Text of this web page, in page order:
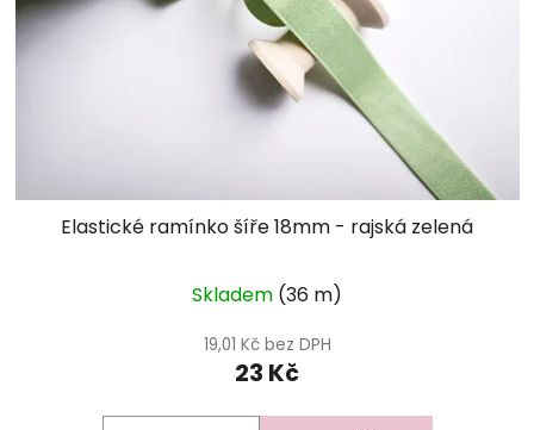
Elastické ramínko šíře 18mm - rajská zelená
Skladem (36 m)
19,01 Kč bez DPH
23 Kč